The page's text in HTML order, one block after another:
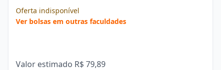
Oferta indisponível
Ver bolsas em outras faculdades
Valor estimado R$ 79,89